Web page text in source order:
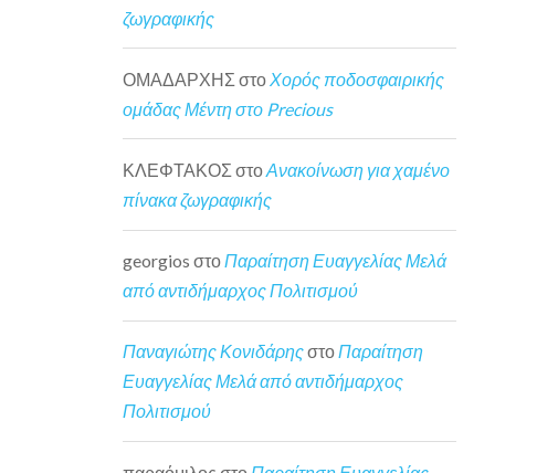
ζωγραφικής
ΟΜΑΔΑΡΧΗΣ στο Χορός ποδοσφαιρικής
ομάδας Μέντη στο Precious
ΚΛΕΦΤΑΚΟΣ στοΑνακοίνωση για χαμένο
πίνακα ζωγραφικής
georgios στοΠαραίτηση Ευαγγελίας Μελά
από αντιδήμαρχος Πολιτισμού
Παναγιώτης ΚονιδάρηςστοΠαραίτηση
Ευαγγελίας Μελά από αντιδήμαρχος
Πολιτισμού